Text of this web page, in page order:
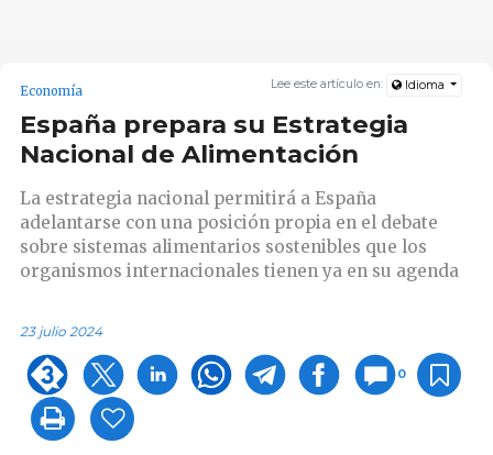
Lee este artículo en: Idioma
Economía
España prepara su Estrategia
Nacional de Alimentación
La estrategia nacional permitirá a España
adelantarse con una posición propia en el debate
sobre sistemas alimentarios sostenibles que los
organismos internacionales tienen ya en su agenda
23 julio 2024
0